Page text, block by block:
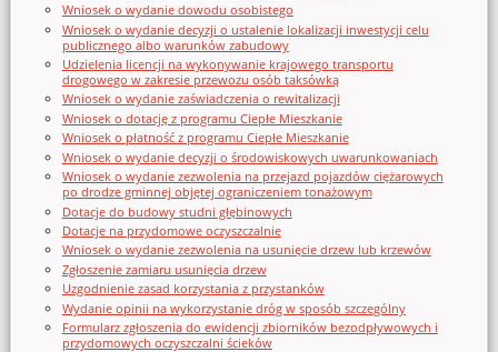
Wniosek o wydanie dowodu osobistego
Wniosek o wydanie decyzji o ustalenie lokalizacji inwestycji celu
publicznego albo warunków zabudowy
Udzielenia licencji na wykonywanie krajowego transportu
drogowego w zakresie przewozu osób taksówką
Wniosek o wydanie zaświadczenia o rewitalizacji
Wniosek o dotację z programu Ciepłe Mieszkanie
Wniosek o płatność z programu Ciepłe Mieszkanie
Wniosek o wydanie decyzji o środowiskowych uwarunkowaniach
Wniosek o wydanie zezwolenia na przejazd pojazdów ciężarowych
po drodze gminnej objętej ograniczeniem tonażowym
Dotacje do budowy studni głębinowych
Dotacje na przydomowe oczyszczalnie
Wniosek o wydanie zezwolenia na usunięcie drzew lub krzewów
Zgłoszenie zamiaru usunięcia drzew
Uzgodnienie zasad korzystania z przystanków
Wydanie opinii na wykorzystanie dróg w sposób szczególny
Formularz zgłoszenia do ewidencji zbiorników bezodpływowych i
przydomowych oczyszczalni ścieków